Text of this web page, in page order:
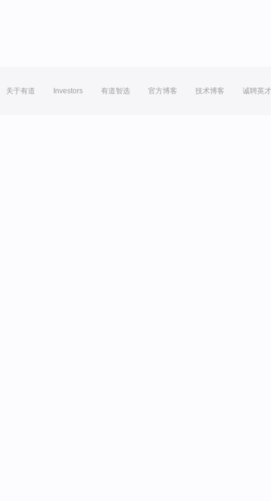
关于有道 Investors 有道智选 官方博客 技术博客 诚聘英才